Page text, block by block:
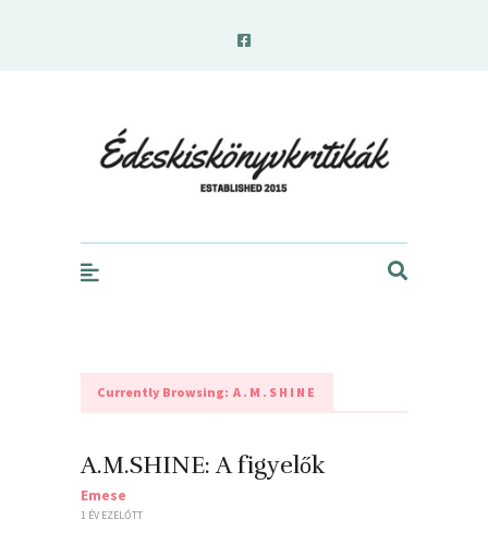
Currently Browsing: A.M.SHINE
A.M.SHINE: A figyelők
Emese
1 ÉV EZELŐTT